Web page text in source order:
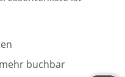
buchbar